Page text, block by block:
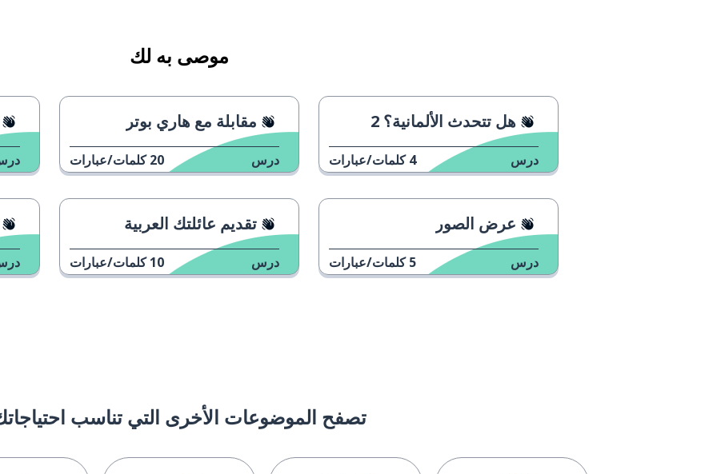
موصى به لك
هل تتحدث الألمانية؟ 2
درس 4 كلمات/عبارات
مقابلة مع هاري بوتر
درس 20 كلمات/عبارات
عرض الصور
درس 5 كلمات/عبارات
تقديم عائلتك العربية
درس 10 كلمات/عبارات
تصفح الموضوعات الأخرى التي تناسب